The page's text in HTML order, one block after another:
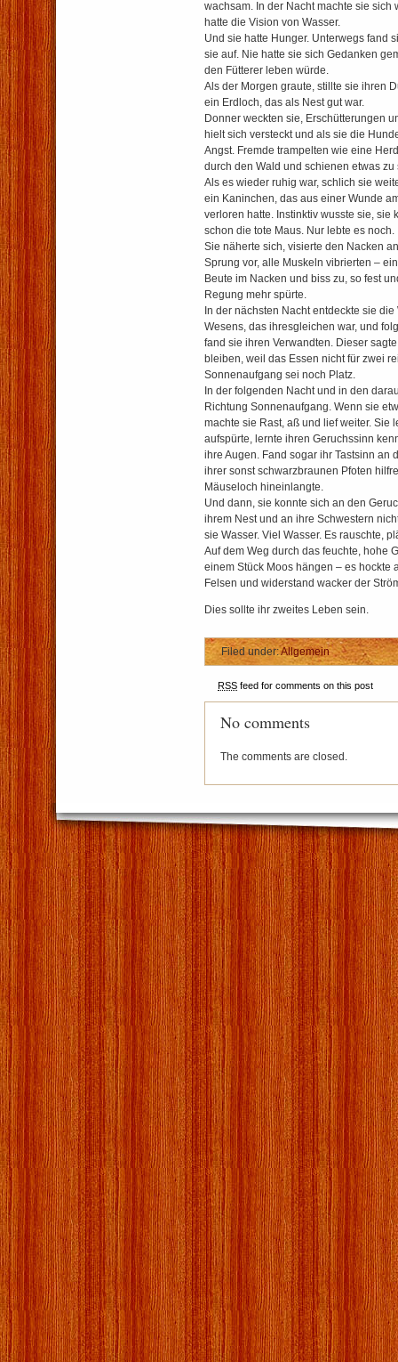
wachsam. In der Nacht machte sie sich
hatte die Vision von Wasser.
Und sie hatte Hunger. Unterwegs fand
sie auf. Nie hatte sie sich Gedanken
den Fütterer leben würde.
Als der Morgen graute, stillte sie ihren
ein Erdloch, das als Nest gut war.
Donner weckten sie, Erschütterungen
hielt sich versteckt und als sie die
Angst. Fremde trampelten wie eine
durch den Wald und schienen etwas zu
Als es wieder ruhig war, schlich sie
ein Kaninchen, das aus einer Wunde
verloren hatte. Instinktiv wusste sie, sie
schon die tote Maus. Nur lebte es noch.
Sie näherte sich, visierte den Nacken
Sprung vor, alle Muskeln vibrierten –
Beute im Nacken und biss zu, so fest
Regung mehr spürte.
In der nächsten Nacht entdeckte sie
Wesens, das ihresgleichen war, und
fand sie ihren Verwandten. Dieser
bleiben, weil das Essen nicht für zwei
Sonnenaufgang sei noch Platz.
In der folgenden Nacht und in den
Richtung Sonnenaufgang. Wenn sie
machte sie Rast, aß und lief weiter. Sie
aufspürte, lernte ihren Geruchssinn
ihre Augen. Fand sogar ihr Tastsinn an
ihrer sonst schwarzbraunen Pfoten
Mäuseloch hineinlangte.
Und dann, sie konnte sich an den
ihrem Nest und an ihre Schwestern
sie Wasser. Viel Wasser. Es rauschte,
Auf dem Weg durch das feuchte, hohe
einem Stück Moos hängen – es hockte
Felsen und widerstand wacker der
Dies sollte ihr zweites Leben sein.
Filed under:Allgemein
RSS feed for comments on this post
No comments
The comments are closed.